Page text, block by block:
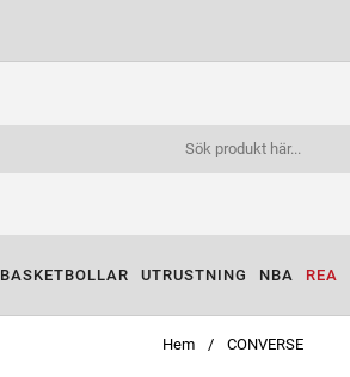
BASKETBOLLAR UTRUSTNING NBA REA
Hem CONVERSE